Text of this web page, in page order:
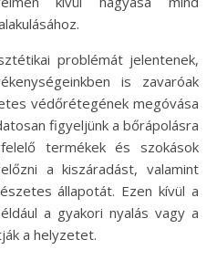
problémát jelentenek,
is zavaróak
védőrétegének megóvása
figyeljünk a bőrápolásra
termékek és szokások
a kiszáradást, valamint
állapotát. Ezen kívül a
a gyakori nyalás vagy a
a helyzetet.